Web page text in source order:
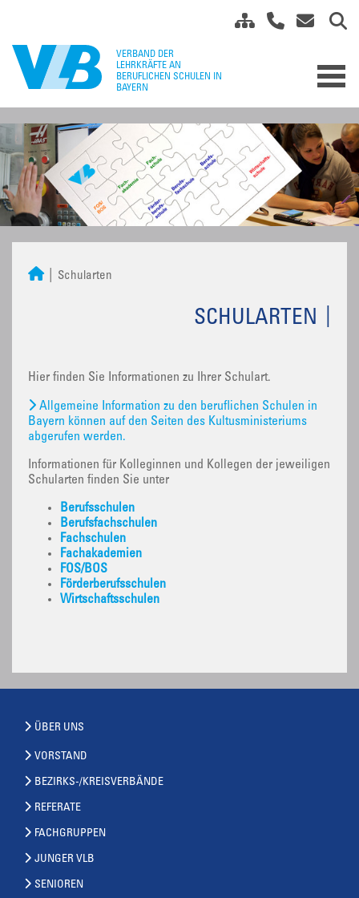
Schularten
SCHULARTEN
Hier finden Sie Informationen zu Ihrer Schulart.
Allgemeine Information zu den beruflichen Schulen in
Bayern können auf den Seiten des Kultusministeriums
abgerufen werden.
Informationen für Kolleginnen und Kollegen der jeweiligen
Schularten finden Sie unter
Berufsschulen
Berufsfachschulen
Fachschulen
Fachakademien
FOS/BOS
Förderberufsschulen
Wirtschaftsschulen
ÜBER UNS
VORSTAND
BEZIRKS-/KREISVERBÄNDE
REFERATE
FACHGRUPPEN
JUNGER VLB
SENIOREN